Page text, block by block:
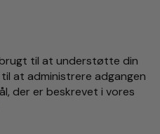
til at understøtte din
at administrere adgangen
der er beskrevet i vores